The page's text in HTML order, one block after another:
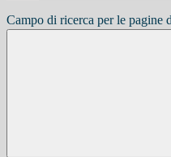
Campo di ricerca per le pagine